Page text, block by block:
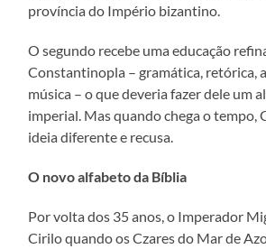
província do Império bizantino.
O segundo recebe uma educação
Constantinopla – gramática, retórica,
música – o que deveria fazer dele um
imperial. Mas quando chega o tempo,
ideia diferente e recusa.
O novo alfabeto da Bíblia
Por volta dos 35 anos, o Imperador
Cirilo quando os Czares do Mar de